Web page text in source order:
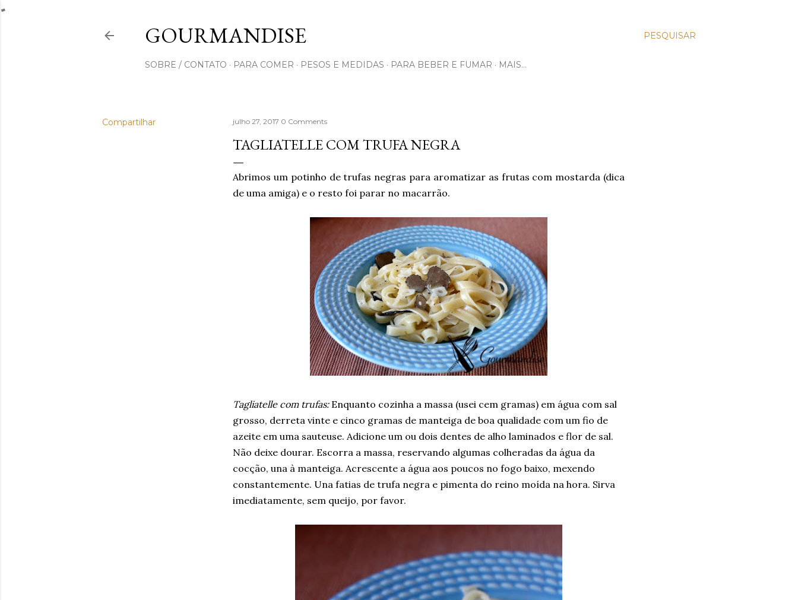
PESQUISAR
GOURMANDISE
SOBRE / CONTATO PARA COMER PESOS E MEDIDAS PARA BEBER E FUMAR MAIS…
Compartilhar julho 27, 2017 0 Comments
TAGLIATELLE COM TRUFA NEGRA
Abrimos um potinho de trufas negras para aromatizar as frutas com mostarda (dica
de uma amiga) e o resto foi parar no macarrão.
Tagliatelle com trufas:Enquanto cozinha a massa (usei cem gramas) em água com sal
grosso, derreta vinte e cinco gramas de manteiga de boa qualidade com um fio de
azeite em uma sauteuse. Adicione um ou dois dentes de alho laminados e flor de sal.
Não deixe dourar. Escorra a massa, reservando algumas colheradas da água da
cocção, una à manteiga. Acrescente a água aos poucos no fogo baixo, mexendo
constantemente. Una fatias de trufa negra e pimenta do reino moída na hora. Sirva
imediatamente, sem queijo, por favor.